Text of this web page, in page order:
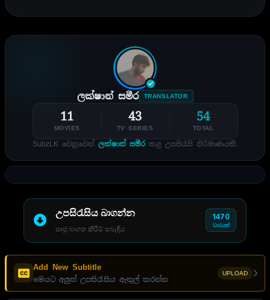
ලක්ෂාන් සමීර TRANSLATOR
11
MOVIES
43
TV SERIES
54
TOTAL
SubzLK වෙනුවෙන් ලක්ෂාන් සමීරකළ උපසිරැසි නිර්මාණයකි.
උපසිරැසිය බාගන්න
සෘජු බාගත කිරීම් සබැඳිය
1470
වාරයක්
Add New Subtitle
මෙයට අලුත් උපසිරැසිය ඇතුල් කරන්න
UPLOAD